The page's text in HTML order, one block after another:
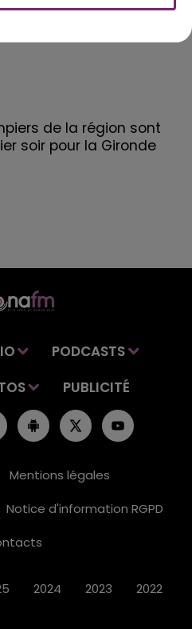
de la région sont
soir pour la Gironde
PODCASTS
PUBLICITÉ
Mentions légales
Notice d'information RGPD
2024 2023 2022